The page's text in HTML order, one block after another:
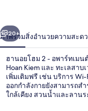
อ
พาร์
ท
เมน
า
ถัดไป
20+
ภาพรวมสิ่งอำนวยความสะด
ฮานอยโฮม 2 - อพาร์ทเมน
Hoan Kiem และ ทะเลสา
เพิ่มเติมฟรี เช่น บริการ
ออกกำลังกายยังสามารถส
ใกล้เคียง สวนน้ำและลานร